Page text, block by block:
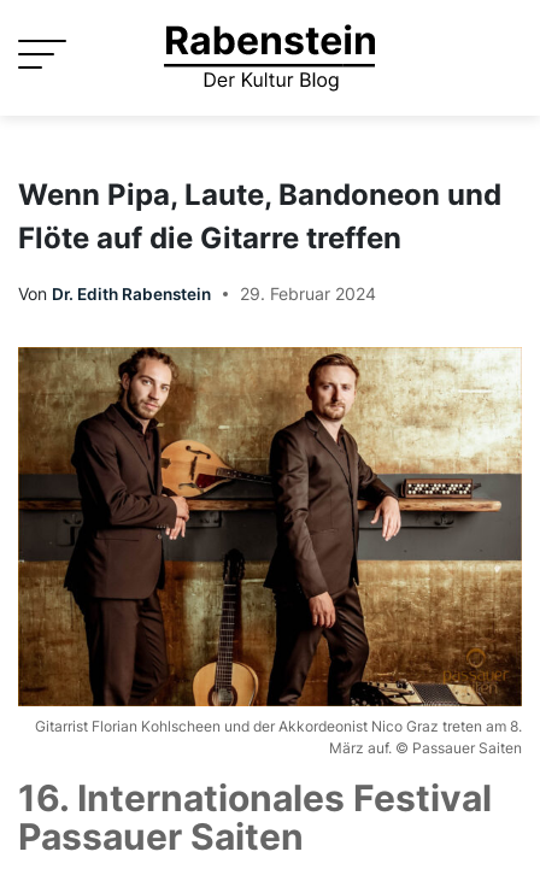
content
Wenn Pipa, Laute, Bandoneon und
Flöte auf die Gitarre treffen
Von Dr. Edith Rabenstein 29. Februar 2024
Gitarrist Florian Kohlscheen und der Akkordeonist Nico Graz treten am 8.
März auf. © Passauer Saiten
16. Internationales Festival
Passauer Saiten